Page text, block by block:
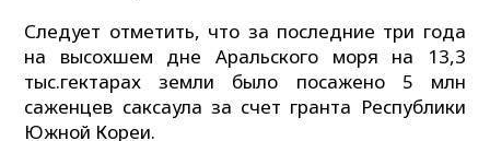
Следует отметить, что за последние три года
на высохшем дне Аральского моря на 13,3
тыс.гектарах земли было посажено 5 млн
саженцев саксаула за счет гранта Республики
Южной Кореи.